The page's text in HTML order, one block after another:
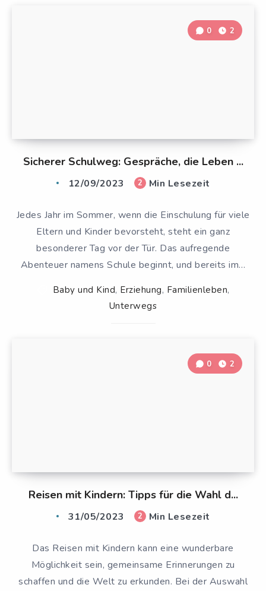
Sicherer Schulweg: Gespräche, die Leben ...
0 2
12/09/2023 2 Min Lesezeit
Jedes Jahr im Sommer, wenn die Einschulung für viele
Eltern und Kinder bevorsteht, steht ein ganz
besonderer Tag vor der Tür. Das aufregende
Abenteuer namens Schule beginnt, und bereits im…
Baby und Kind, Erziehung, Familienleben,
Unterwegs
Reisen mit Kindern: Tipps für die Wahl d...
0 2
31/05/2023 2 Min Lesezeit
Das Reisen mit Kindern kann eine wunderbare
Möglichkeit sein, gemeinsame Erinnerungen zu
schaffen und die Welt zu erkunden. Bei der Auswahl